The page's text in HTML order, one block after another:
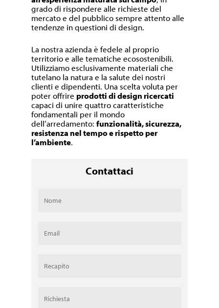
grado di rispondere alle richieste del
mercato e del pubblico sempre attento alle
tendenze in questioni di design.
La nostra azienda è fedele al proprio
territorio e alle tematiche ecosostenibili.
Utilizziamo esclusivamente materiali che
tutelano la natura e la salute dei nostri
clienti e dipendenti. Una scelta voluta per
poter offrire prodotti di design ricercati
capaci di unire quattro caratteristiche
fondamentali per il mondo
dell’arredamento:funzionalità, sicurezza,
resistenza nel tempo e rispetto per
l’ambiente.
Contattaci